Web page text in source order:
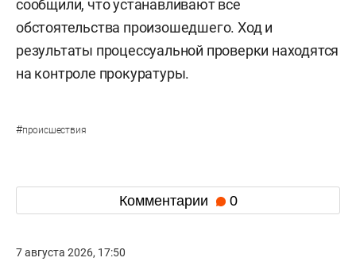
сообщили, что устанавливают все
обстоятельства произошедшего. Ход и
результаты процессуальной проверки находятся
на контроле прокуратуры.
#происшествия
Комментарии 0
7 августа 2026, 17:50